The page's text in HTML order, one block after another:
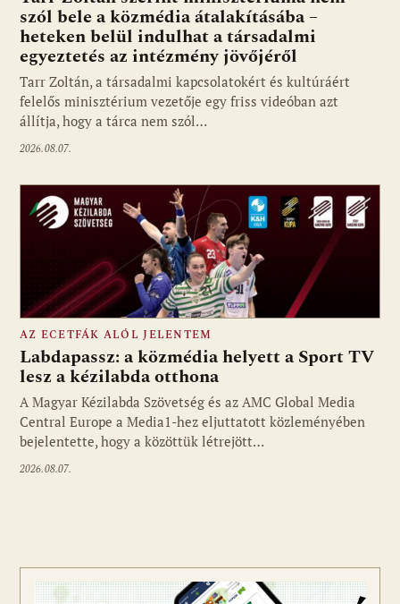
Fotó: media1.hu
szól bele a közmédia átalakításába –
heteken belül indulhat a társadalmi
egyeztetés az intézmény jövőjéről
Tarr Zoltán, a társadalmi kapcsolatokért és kultúráért
felelős minisztérium vezetője egy friss videóban azt
állítja, hogy a tárca nem szól…
2026.08.07.
Fotó: media1.hu
AZ ECETFÁK ALÓL JELENTEM
Labdapassz: a közmédia helyett a Sport TV
lesz a kézilabda otthona
A Magyar Kézilabda Szövetség és az AMC Global Media
Central Europe a Media1-hez eljuttatott közleményében
bejelentette, hogy a közöttük létrejött…
2026.08.07.